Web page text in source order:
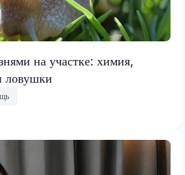
на участке: химия,
ловушки